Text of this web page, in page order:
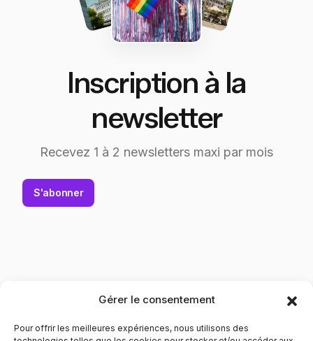
Gérer le consentement
Pour offrir les meilleures expériences, nous utilisons des
Inscription à la
newsletter
Recevez 1 à 2 newsletters maxi par mois
S'abonner